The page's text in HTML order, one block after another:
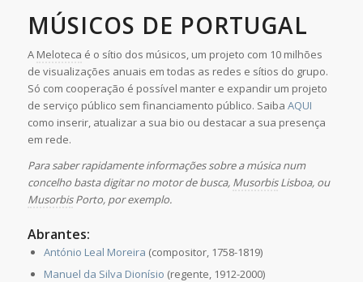
MÚSICOS DE PORTUGAL
A Meloteca é o sítio dos músicos, um projeto com 10 milhões
de visualizações anuais em todas as redes e sítios do grupo.
Só com cooperação é possível manter e expandir um projeto
de serviço público sem financiamento público. Saiba AQUI
como inserir, atualizar a sua bio ou destacar a sua presença
em rede.
Para saber rapidamente informações sobre a música num
concelho basta digitar no motor de busca, MusorbisLisboa, ou
MusorbisPorto, por exemplo.
Abrantes:
António Leal Moreira (compositor, 1758-1819)
Manuel da Silva Dionísio (regente, 1912-2000)